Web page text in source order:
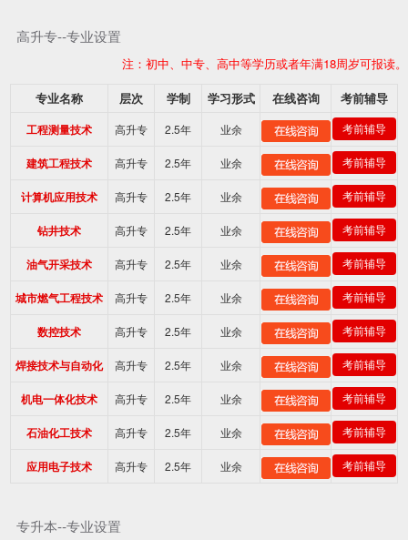
高升专--专业设置
注：初中、中专、高中等学历或者年满18周岁可报读。
专业名称
层次 学制 学习形式 在线咨询 考前辅导
工程测量技术 高升专 2.5年 业余 考前辅导
建筑工程技术 高升专 2.5年 业余 考前辅导
计算机应用技术 高升专 2.5年 业余 考前辅导
钻井技术 高升专 2.5年 业余 考前辅导
油气开采技术 高升专 2.5年 业余 考前辅导
城市燃气工程技术 高升专 2.5年 业余 考前辅导
数控技术 高升专 2.5年 业余 考前辅导
焊接技术与自动化 高升专 2.5年 业余 考前辅导
机电一体化技术 高升专 2.5年 业余 考前辅导
石油化工技术 高升专 2.5年 业余 考前辅导
应用电子技术 高升专 2.5年 业余 考前辅导
专升本--专业设置